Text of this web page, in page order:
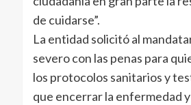
de cuidarse”.
La entidad solicitó al
severo con las penas para
los protocolos sanitarios y
que encerrar la enfermedad y